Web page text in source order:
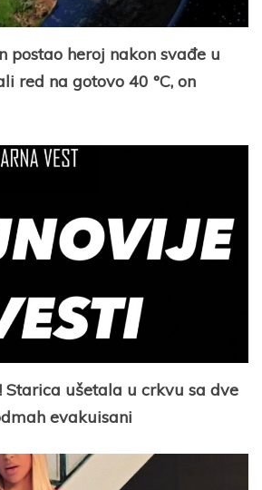
postao heroj nakon svađe u
red na gotovo 40 °C, on
Starica ušetala u crkvu sa dve
evakuisani